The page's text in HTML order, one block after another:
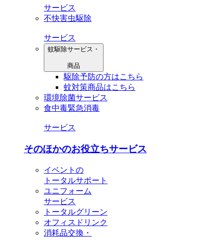
サービス
不快害虫駆除
サービス
蚊駆除サービス・
商品
駆除予防の方はこちら
蚊対策商品はこちら
環境除菌サービス
食中毒緊急消毒
サービス
そのほかのお役立ちサービス
イベントの
トータルサポート
ユニフォーム
サービス
トータルグリーン
オフィスドリンク
消耗品交換・